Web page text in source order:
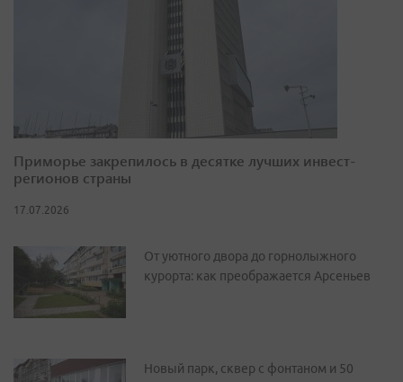
Приморье закрепилось в десятке лучших инвест-
регионов страны
17.07.2026
От уютного двора до горнолыжного
курорта: как преображается Арсеньев
Новый парк, сквер с фонтаном и 50